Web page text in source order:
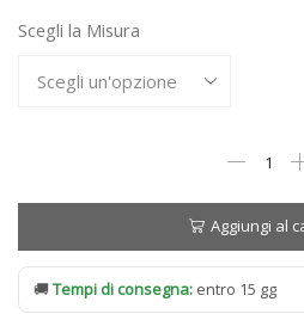
Scegli la Misura
Materasso
Simmons
Dynamic
Quietude
Elegance
Portanza
RIGIDA
Aggiungi al
🚚Tempi di consegna: entro 15 gg